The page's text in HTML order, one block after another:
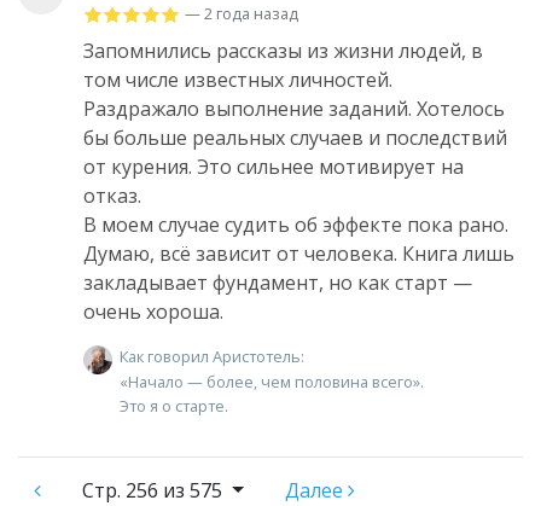
— 2 года назад
Запомнились рассказы из жизни людей, в
том числе известных личностей.
Раздражало выполнение заданий. Хотелось
бы больше реальных случаев и последствий
от курения. Это сильнее мотивирует на
отказ.
В моем случае судить об эффекте пока рано.
Думаю, всё зависит от человека. Книга лишь
закладывает фундамент, но как старт —
очень хороша.
Как говорил Аристотель:
«Начало — более, чем половина всего».
Это я о старте.
Стр. 256 из 575 Далее